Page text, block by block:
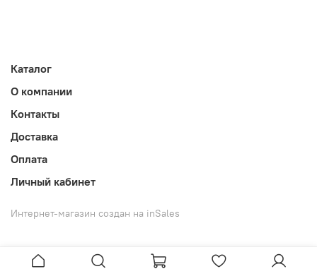
Каталог
О компании
Контакты
Доставка
Оплата
Личный кабинет
Интернет-магазин создан на inSales